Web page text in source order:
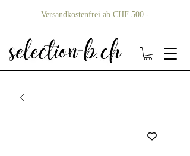
Versandkostenfrei ab CHF 500.-